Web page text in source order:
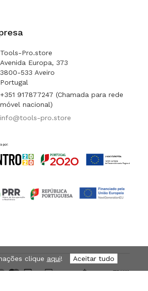
Tools-Pro.store
Avenida Europa, 373
3800-533 Aveiro
Portugal
+351 917877247 (Chamada para rede
móvel nacional)
info@tools-pro.store
clique aqui! Aceitar tudo